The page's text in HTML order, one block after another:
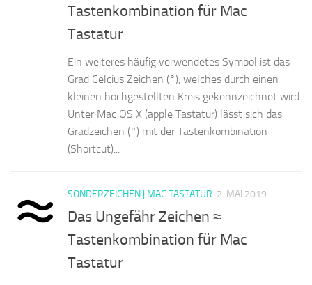
Tastenkombination für Mac
Tastatur
Ein weiteres häufig verwendetes Symbol ist das
Grad Celcius Zeichen (°), welches durch einen
kleinen hochgestellten Kreis gekennzeichnet wird.
Unter Mac OS X (apple Tastatur) lässt sich das
Gradzeichen (°) mit der Tastenkombination
(Shortcut)...
SONDERZEICHEN | MAC TASTATUR 2. MAI 2019
Das Ungefähr Zeichen ≈
Tastenkombination für Mac
Tastatur